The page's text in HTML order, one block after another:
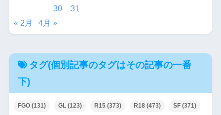
30
31
« 2月
4月 »
タグ(個別記事のタグはその記事の一番
下)
FGO(131) GL(123) R15(373) R18(473) SF(371)